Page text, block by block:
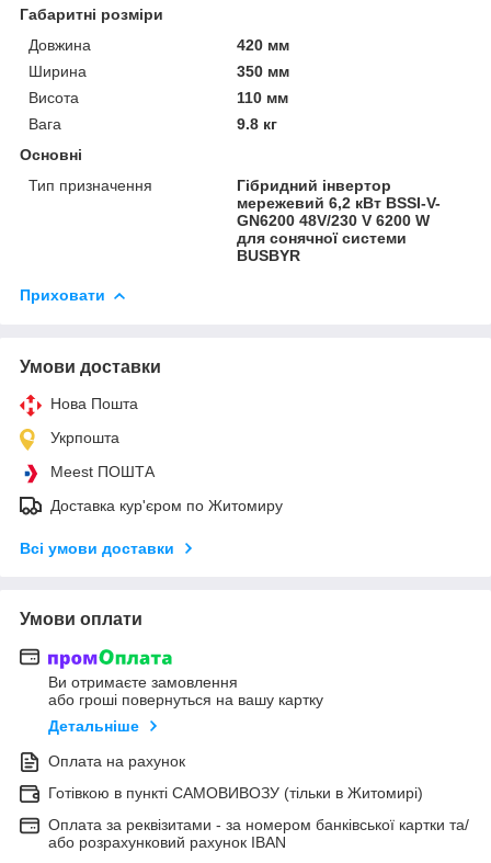
Габаритні розміри
Довжина
420 мм
Ширина
350 мм
Висота
110 мм
Вага
9.8 кг
Основні
Тип призначення
Гібридний інвертор
мережевий 6,2 кВт BSSI-V-
GN6200 48V/230 V 6200 W
для сонячної системи
BUSBYR
Приховати
Умови доставки
Нова Пошта
Укрпошта
Meest ПОШТА
Доставка кур'єром по Житомиру
Всі умови доставки
Умови оплати
Ви отримаєте замовлення
або гроші повернуться на вашу картку
Детальніше
Оплата на рахунок
Готівкою в пункті САМОВИВОЗУ (тільки в Житомирі)
Оплата за реквізитами - за номером банківської картки та/
або розрахунковий рахунок IBAN